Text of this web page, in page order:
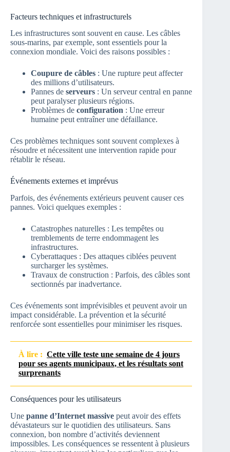
Facteurs techniques et infrastructurels
Les infrastructures sont souvent en cause. Les câbles
sous-marins, par exemple, sont essentiels pour la
connexion mondiale. Voici des raisons possibles :
Coupure de câbles : Une rupture peut affecter
des millions d’utilisateurs.
Pannes de serveurs : Un serveur central en panne
peut paralyser plusieurs régions.
Problèmes de configuration : Une erreur
humaine peut entraîner une défaillance.
Ces problèmes techniques sont souvent complexes à
résoudre et nécessitent une intervention rapide pour
rétablir le réseau.
Événements externes et imprévus
Parfois, des événements extérieurs peuvent causer ces
pannes. Voici quelques exemples :
Catastrophes naturelles : Les tempêtes ou
tremblements de terre endommagent les
infrastructures.
Cyberattaques : Des attaques ciblées peuvent
surcharger les systèmes.
Travaux de construction : Parfois, des câbles sont
sectionnés par inadvertance.
Ces événements sont imprévisibles et peuvent avoir un
impact considérable. La prévention et la sécurité
renforcée sont essentielles pour minimiser les risques.
À lire : Cette ville teste une semaine de 4 jours
pour ses agents municipaux, et les résultats sont
surprenants
Conséquences pour les utilisateurs
Une panne d’Internet massive peut avoir des effets
dévastateurs sur le quotidien des utilisateurs. Sans
connexion, bon nombre d’activités deviennent
impossibles. Les conséquences se ressentent à plusieurs